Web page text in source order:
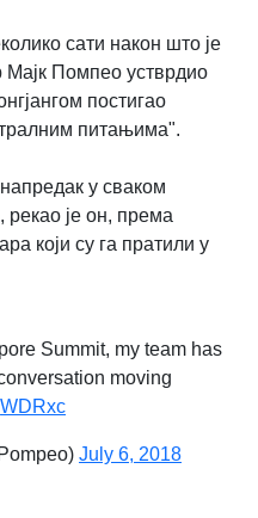
сати након што је
Мајк Помпео устврдио
постигао
питањима".
у сваком
је он, према
који су га пратили у
Summit, my team has
moving
July 6, 2018